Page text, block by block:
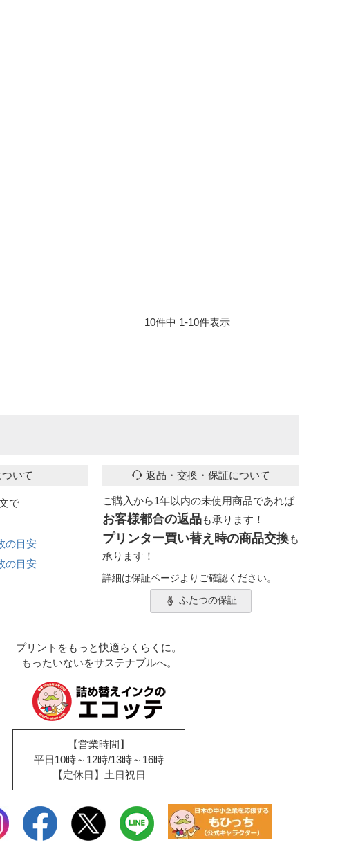
10件中 1-10件表示
いて
で
の目安
の目安
返品・交換・保証について
ご購入から1年以内の未使用商品であれば
お客様都合の返品も承ります！
プリンター買い替え時の商品交換も
承ります！
詳細は保証ページよりご確認ください。
ふたつの保証
プリントをもっと快適らくらくに。
もったいないをサステナブルへ。
【営業時間】
平日10時～12時/13時～16時
【定休日】土日祝日